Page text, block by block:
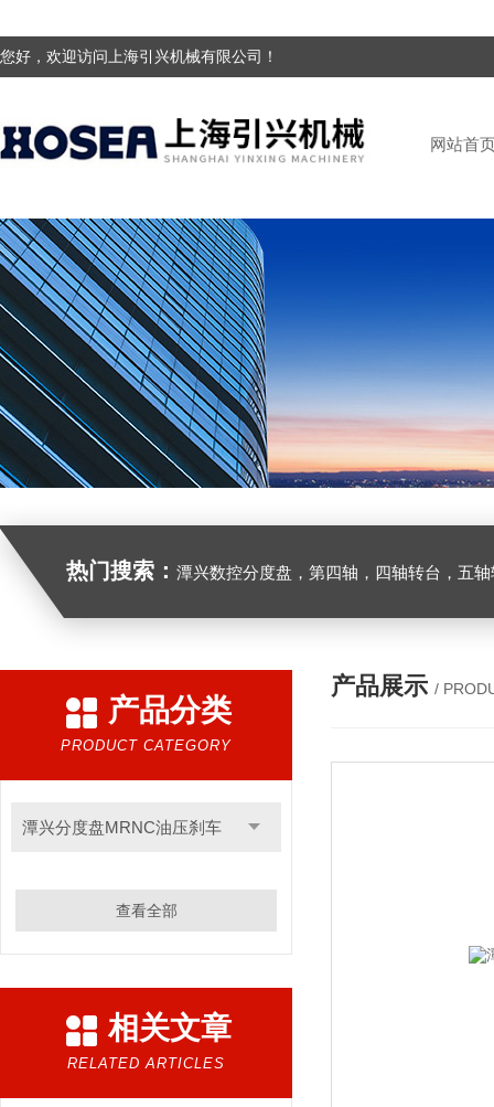
您好，欢迎访问上海引兴机械有限公司！
网站首
热门搜索： 潭兴数控分度盘，第四轴，四轴转台，五轴转台
产品分类
PRODUCT CATEGORY
潭兴分度盘MRNC油压刹车
查看全部
相关文章
RELATED ARTICLES
产品展示 /